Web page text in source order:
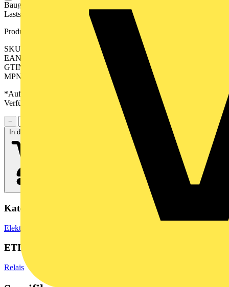
Baugruppe aus Steckrelais und Stecksockel. Steuerstromkreis und
Laststromkreis sind galvanisch getrennt.
Produktkennzeichen
SKU: 2576270000
EAN: 04050118586039
GTIN: 04050118586039
MPN: DRIKITP 230VAC 2CO LD
*Auf Anfrage verfügbar - bitte in den Warenkorb legen, um
Verfügbarkeit zu prüfen
−
In den Warenkorb
Kategorien
Elektronische Bauteile
ETIM Group
Relais